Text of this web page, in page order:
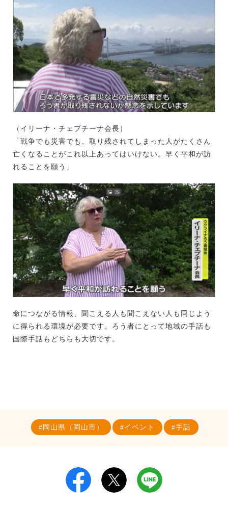
（イリーナ・チェプチーナ会長）
「戦争でも災害でも、取り残されてしまった人がたくさん
亡くなることがこれ以上あってはいけない。早く平和が訪
れることを願う」
命につながる情報、聞こえる人も聞こえない人も同じよう
に得られる環境が必要です。ろう者にとって地域の手話も
国際手話もどちらも大切です。
岡山県（岡山市） イベント 手話